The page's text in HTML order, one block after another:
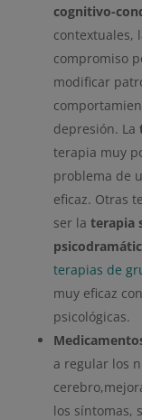
cognitivo-
contextuales,
compromiso
modificar
depresión. La
terapia muy
problema de
eficaz. Otras
ser la terapia
terapias de
muy eficaz
psicológicas.
a regular los
los síntomas,